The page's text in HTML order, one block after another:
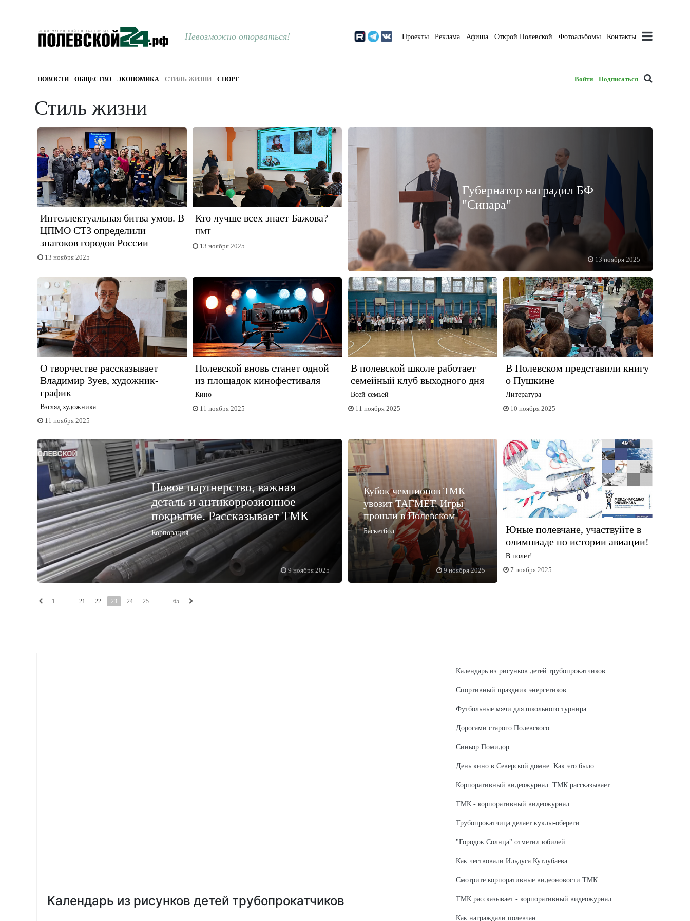
Невозможно оторваться! Проекты Реклама Афиша Открой Полевской Фотоальбомы Контакты
НОВОСТИ ОБЩЕСТВО ЭКОНОМИКА СТИЛЬ ЖИЗНИ СПОРТ Войти Подписаться
Стиль жизни
Интеллектуальная битва умов. В
ЦПМО СТЗ определили
знатоков городов России
13 ноября 2025
Кто лучше всех знает Бажова?
ПМТ
13 ноября 2025
13 ноября 2025
Губернатор наградил БФ
"Синара"
О творчестве рассказывает
Владимир Зуев, художник-
график
Взгляд художника
11 ноября 2025
Полевской вновь станет одной
из площадок кинофестиваля
Кино
11 ноября 2025
В полевской школе работает
семейный клуб выходного дня
Всей семьей
11 ноября 2025
В Полевском представили книгу
о Пушкине
Литература
10 ноября 2025
9 ноября 2025
Новое партнерство, важная
деталь и антикоррозионное
покрытие. Рассказывает ТМК
Корпорация
Кубок чемпионов ТМК
увозит ТАГМЕТ. Игры
прошли в Полевском
Баскетбол
9 ноября 2025
Юные полевчане, участвуйте в
олимпиаде по истории авиации!
В полет!
7 ноября 2025
1 ... 21 22 23 24 25 ... 65
Календарь из рисунков детей трубопрокатчиков
Спортивный праздник энергетиков
Футбольные мячи для школьного турнира
Дорогами старого Полевского
Синьор Помидор
День кино в Северской домне. Как это было
Корпоративный видеожурнал. ТМК рассказывает
ТМК - корпоративный видеожурнал
Трубопрокатчица делает куклы-обереги
"Городок Солнца" отметил юбилей
Как чествовали Ильдуса Кутлубаева
Смотрите корпоративные видеоновости ТМК
ТМК рассказывает - корпоративный видеожурнал
Как награждали полевчан